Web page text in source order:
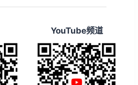
YouTube频道